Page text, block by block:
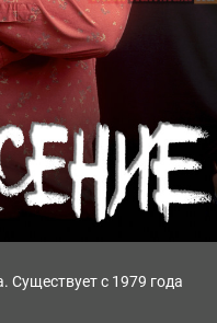
Существует с 1979 года